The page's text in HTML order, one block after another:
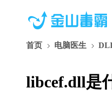
首页 电脑医生
libcef.dll是